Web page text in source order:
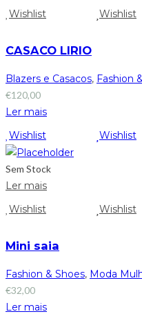
Wishlist Wishlist
CASACO LIRIO
Blazers e Casacos, Fashion
€120,00
Ler mais
Wishlist
Wishlist
Sem Stock
Ler mais
Wishlist
Wishlist
Mini saia
Fashion & Shoes, Moda
€32,00
Ler mais